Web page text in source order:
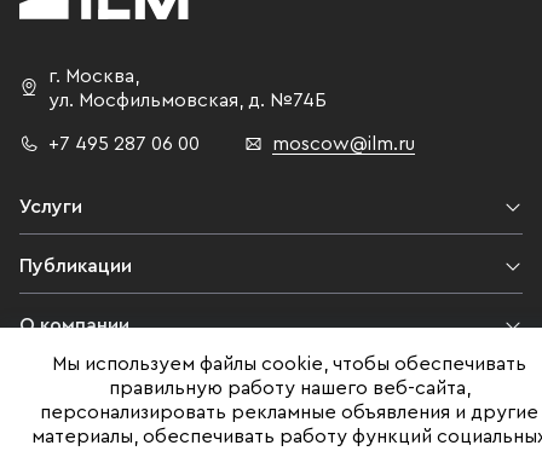
позволит
рабочих
введенным
девелопера
офисов
Сергей
г. Москва
ул. Мосфильмовская,
д. №74Б
+7 495 287 06 00 moscow@ilm.ru
Услуги
Публикации
О компании
Юридическая информация
Мы используем файлы cookie, чтобы обеспечивать
правильную работу нашего веб-сайта,
персонализировать рекламные объявления и другие
материалы, обеспечивать работу функций